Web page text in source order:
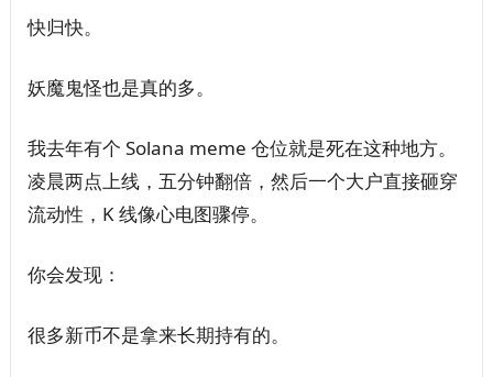
快归快。
妖魔鬼怪也是真的多。
我去年有个 Solana meme 仓位就是死在这种地方。
凌晨两点上线，五分钟翻倍，然后一个大户直接砸穿
流动性，K 线像心电图骤停。
你会发现：
很多新币不是拿来长期持有的。